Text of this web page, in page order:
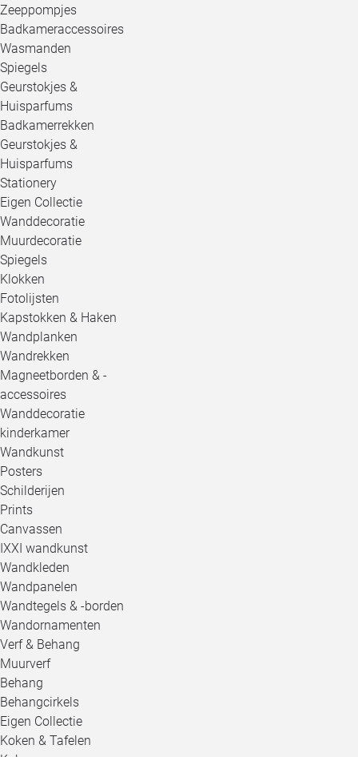
Zeeppompjes
Badkameraccessoires
Wasmanden
Spiegels
Geurstokjes &
Huisparfums
Badkamerrekken
Geurstokjes &
Huisparfums
Stationery
Eigen Collectie
Wanddecoratie
Muurdecoratie
Spiegels
Klokken
Fotolijsten
Kapstokken & Haken
Wandplanken
Wandrekken
Magneetborden & -
accessoires
Wanddecoratie
kinderkamer
Wandkunst
Posters
Schilderijen
Prints
Canvassen
IXXI wandkunst
Wandkleden
Wandpanelen
Wandtegels & -borden
Wandornamenten
Verf & Behang
Muurverf
Behang
Behangcirkels
Eigen Collectie
Koken & Tafelen